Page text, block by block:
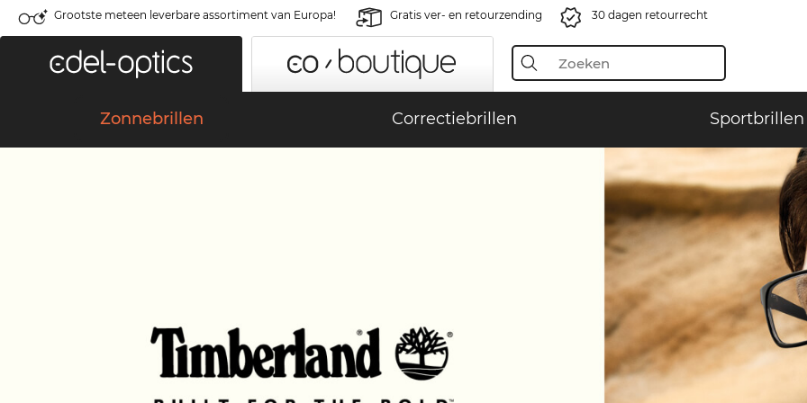
Grootste meteen leverbare assortiment van Europa! Gratis ver- en retourzending 30 dagen retourrecht
Zonnebrillen Correctiebrillen Sportbrillen